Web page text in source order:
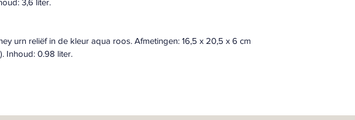
urn reliëf in de kleur aqua roos. Afmetingen: 16,5 x 20,5 x 6 cm
Inhoud: 0.98 liter.